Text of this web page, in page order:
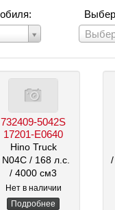
модель
732409-5042S
17201-E0640
Hino Truck
N04C / 168 л.с.
/ 4000 см3
Нет в наличии
Подробнее